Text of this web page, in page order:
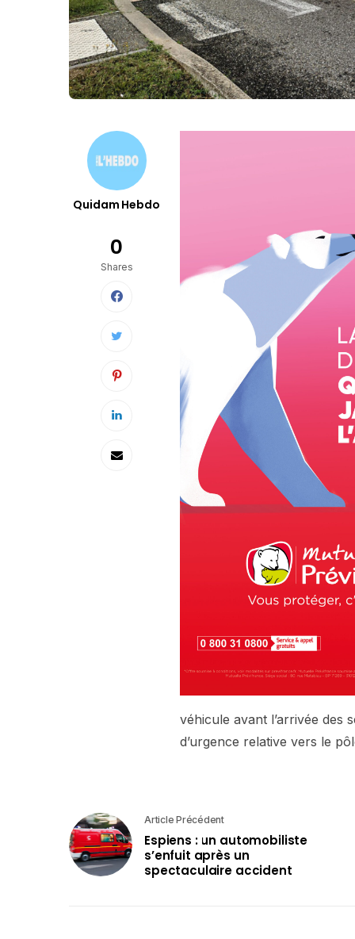
Quidam Hebdo
0
Shares
véhicule avant l’arrivée des
d’urgence relative vers le
Article Précédent
Espiens : un automobiliste
s’enfuit après un
spectaculaire accident